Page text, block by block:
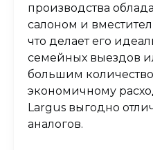
производства
салоном и
что делает его
семейных выездов
большим
экономичному
Largus выгодно
аналогов.